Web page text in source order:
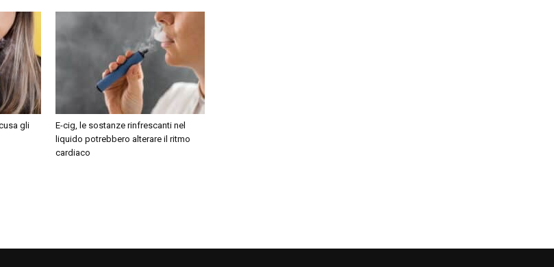
gli
E-cig, le sostanze rinfrescanti nel
liquido potrebbero alterare il ritmo
cardiaco